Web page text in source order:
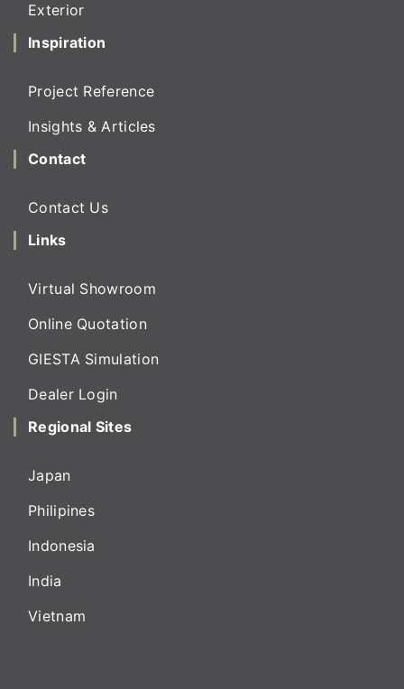
Exterior
Inspiration
Project Reference
Insights & Articles
Contact
Contact Us
Links
Virtual Showroom
Online Quotation
GIESTA Simulation
Dealer Login
Regional Sites
Japan
Philipines
Indonesia
India
Vietnam